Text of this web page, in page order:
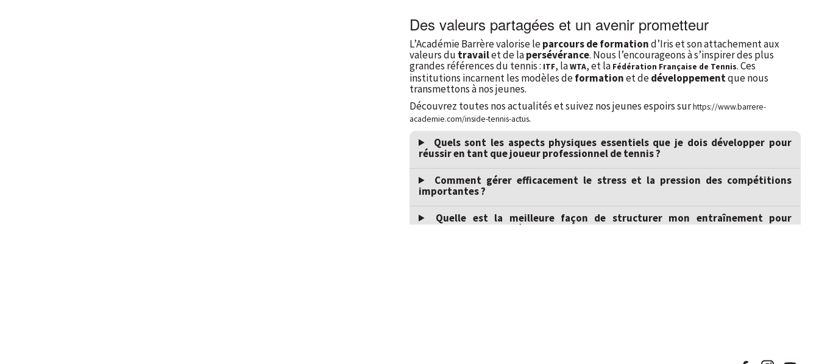
Des valeurs partagées et un avenir prometteur
L’Académie Barrère valorise leparcours de formationd’Iris et son attachement aux
valeurs du travailet de lapersévérance. Nous l’encourageons à s’inspirer des plus
grandes références du tennis : ITF, laWTA, et la Fédération Française de Tennis. Ces
institutions incarnent les modèles deformationet dedéveloppementque nous
transmettons à nos jeunes.
Découvrez toutes nos actualités et suivez nos jeunes espoirs surhttps://www.barrere-
academie.com/inside-tennis-actus.
Quels sont les aspects physiques essentiels que je dois développer pour
réussir en tant que joueur professionnel de tennis ?
Comment gérer efficacement le stress et la pression des compétitions
importantes ?
Quelle est la meilleure façon de structurer mon entraînement pour
maximiser mes progrès ?